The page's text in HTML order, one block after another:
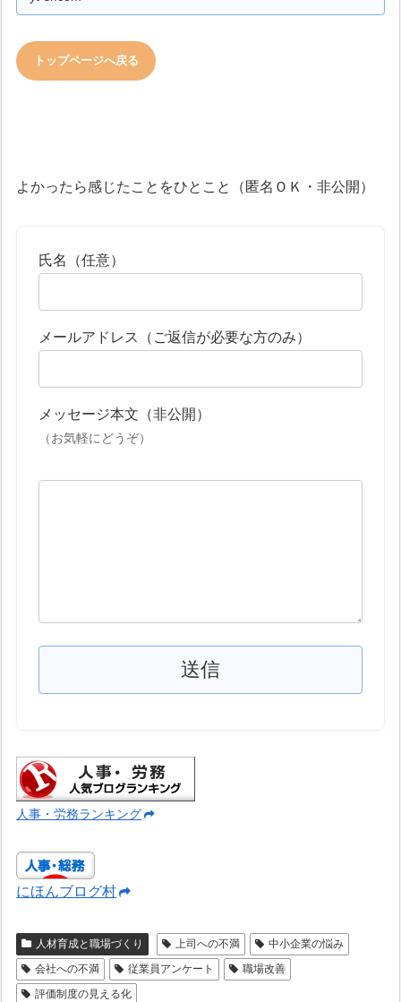
トップページへ戻る
よかったら感じたことをひとこと（匿名ＯＫ・非公開）
氏名（任意）
メールアドレス（ご返信が必要な方のみ）
メッセージ本文（非公開）
（お気軽にどうぞ）
人事・労務ランキング
にほんブログ村
人材育成と職場づくり 上司への不満
中小企業の悩み
会社への不満
従業員アンケート
職場改善
評価制度の見える化